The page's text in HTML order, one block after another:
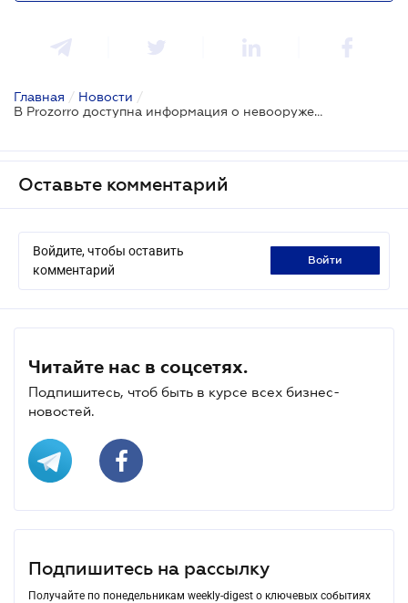
Главная / Новости /
В Prozorro доступна информация о невооруженных оборонных закупках
Оставьте комментарий
Войдите, чтобы оставить
комментарий
войти
Читайте нас в соцсетях.
Подпишитесь, чтоб быть в курсе всех бизнес-
новостей.
Подпишитесь на рассылку
Получайте по понедельникам weekly-digest о ключевых событиях